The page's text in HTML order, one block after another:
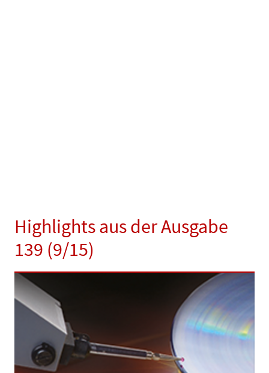
Highlights aus der Ausgabe
139 (9/15)